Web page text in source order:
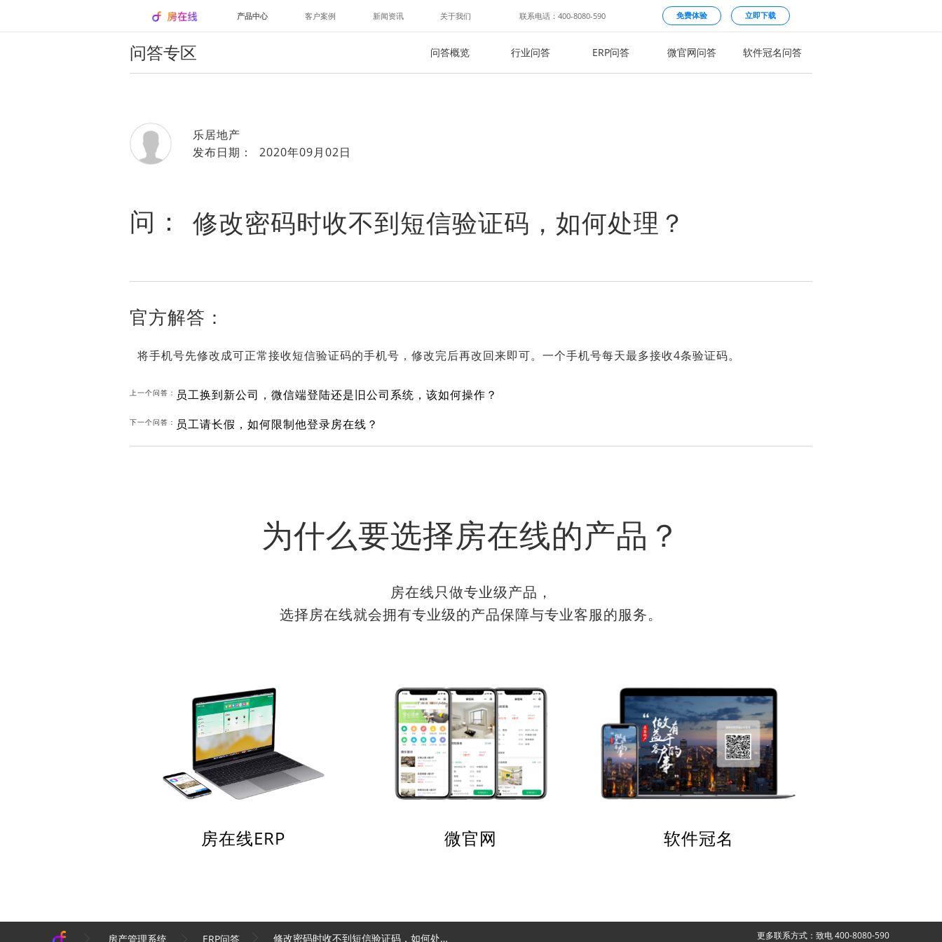
产品中心 客户案例 新闻资讯 关于我们 联系电话：400-8080-590 免费体验 立即下载
问答专区 问答概览 行业问答 ERP问答 微官网问答 软件冠名问答
乐居地产
发布日期： 2020年09月02日
问： 修改密码时收不到短信验证码，如何处理？
官方解答：
将手机号先修改成可正常接收短信验证码的手机号，修改完后再改回来即可。一个手机号每天最多接收4条验证码。
上一个问答： 员工换到新公司，微信端登陆还是旧公司系统，该如何操作？
下一个问答： 员工请长假，如何限制他登录房在线？
为什么要选择房在线的产品？
房在线只做专业级产品，
选择房在线就会拥有专业级的产品保障与专业客服的服务。
房在线ERP 微官网 软件冠名
房产管理系统 ERP问答 修改密码时收不到短信验证码，如何处理？ 更多联系方式：致电 400-8080-590